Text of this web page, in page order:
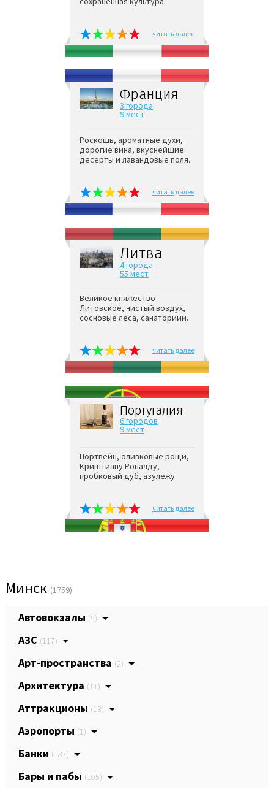
читать далее
Франция
3 города
9 мест
Роскошь, ароматные духи,
дорогие вина, вкуснейшие
десерты и лавандовые поля.
читать далее
Литва
4 города
55 мест
Великое княжество
Литовское, чистый воздух,
сосновые леса, санаториии.
читать далее
Португалия
6 городов
9 мест
Портвейн, оливковые рощи,
Криштиану Роналду,
пробковый дуб, азулежу
читать далее
Минск (1759)
Автовокзалы (5)
АЗС (117)
Арт-пространства (2)
Архитектура (11)
Аттракционы (13)
Аэропорты (1)
Банки (187)
Бары и пабы (105)